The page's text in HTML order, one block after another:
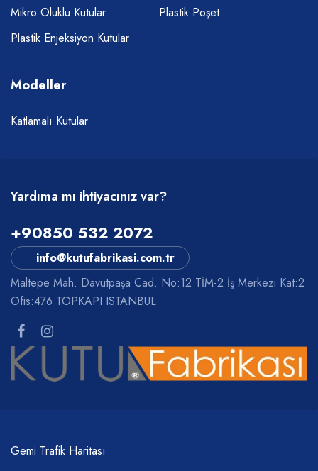
Mikro Oluklu Kutular
Plastik Enjeksiyon Kutular
Plastik Poşet
Modeller
Katlamalı Kutular
Yardıma mı ihtiyacınız var?
+90850 532 2072
info@kutufabrikasi.com.tr
Maltepe Mah. Davutpaşa Cad. No:12 TİM-2 İş Merkezi Kat:2
Ofis:476 TOPKAPI ISTANBUL
Gemi Trafik Haritası